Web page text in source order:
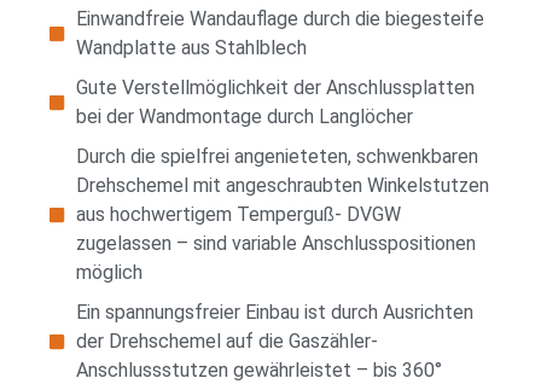
Einwandfreie Wandauflage durch die biegesteife
Wandplatte aus Stahlblech
Gute Verstellmöglichkeit der Anschlussplatten
bei der Wandmontage durch Langlöcher
Durch die spielfrei angenieteten, schwenkbaren
Drehschemel mit angeschraubten Winkelstutzen
aus hochwertigem Temperguß- DVGW
zugelassen – sind variable Anschlusspositionen
möglich
Ein spannungsfreier Einbau ist durch Ausrichten
der Drehschemel auf die Gaszähler-
Anschlussstutzen gewährleistet – bis 360°